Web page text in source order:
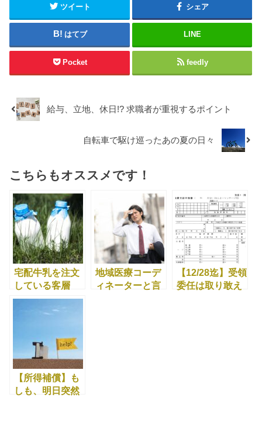
ツイート シェア
はてブ LINE
Pocket feedly
給与、立地、休日!? 求職者が重視するポイント
自転車で駆け巡ったあの夏の日々
こちらもオススメです！
宅配牛乳を注文
している客層
は？
地域医療コーデ
ィネーターと言
【12/28迄】受領
委任は取り敢え
【所得補償】も
しも、明日突然